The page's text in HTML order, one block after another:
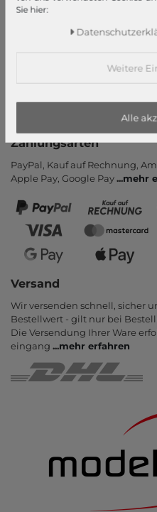
Rückrufservice
Hilfe & FAQ
Zahlung und Versand
Zahlungsarten
PayPal, Kauf auf Rechnung,
Apple Pay, Google Pay...mehr
Versand
Wir versenden schnell, sicher
Bestell­wert - gilt nur bei
Die Ver­sendung Ihrer Ware
eingang ...mehr erfahren
Sie hier:
Weitere
Alle